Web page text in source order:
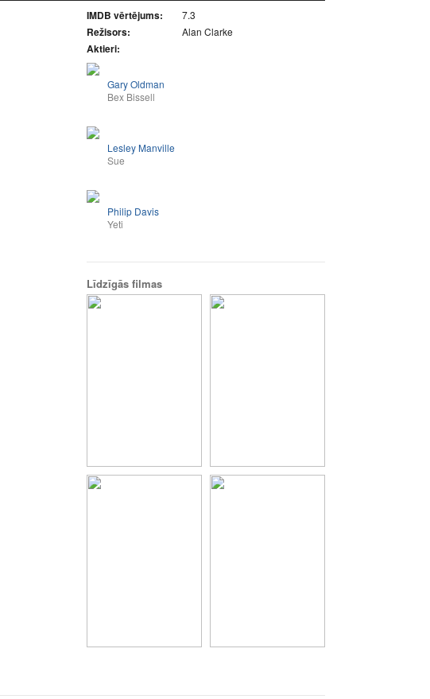
IMDB vērtējums: 7.3
Režisors: Alan Clarke
Aktieri:
Gary Oldman
Bex Bissell
Lesley Manville
Sue
Philip Davis
Yeti
Līdzīgās filmas